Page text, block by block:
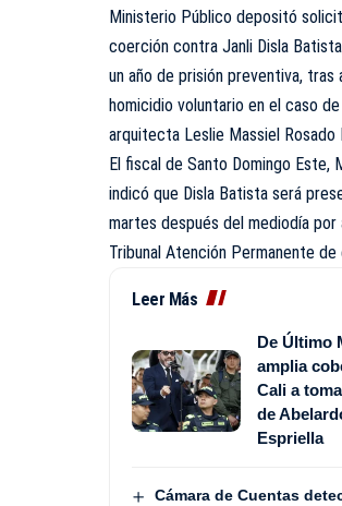
Ministerio Público depositó
coerción contra Janli Disla
un año de prisión preventiva, tras
homicidio voluntario en el caso
arquitecta Leslie Massiel Rosado
El fiscal de Santo Domingo Este,
indicó que Disla Batista será
martes después del mediodía por
Tribunal Atención Permanente de
Leer Más
De Último
amplia
Cali a
de
Espriella
Cámara de Cuentas